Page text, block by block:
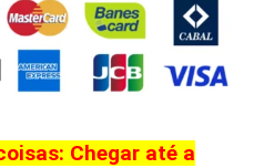
Chegar até a